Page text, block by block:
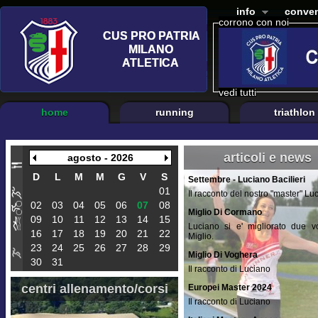
corrono con noi
vedi tutti
info
home running triathlon
agosto - 2026
D
L M M G V
S
01
02
03 04 05 06 07
08
09
10 11 12 13 14
15
16
17 18 19 20 21
22
23
24 25 26 27 28
29
30
31
articoli e news
Settembre - Luciano Bacilieri
Il racconto del nostro "master"
Miglio Di Cormano
Luciano si e' migliorato due
Miglio.
Miglio Di Voghera
Il racconto di Luciano
Europei Master 2024
Il racconto di Luciano
centri allenamento/corsi